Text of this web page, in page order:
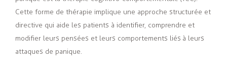
Cette forme de thérapie implique une approche structurée et
directive qui aide les patients à identifier, comprendre et
modifier leurs pensées et leurs comportements liés à leurs
attaques de panique.